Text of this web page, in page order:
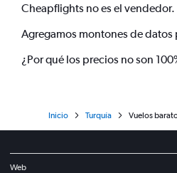
Cheapflights no es el vendedor.
Agregamos montones de datos
¿Por qué los precios no son
Inicio Turquía Vuelos
Web